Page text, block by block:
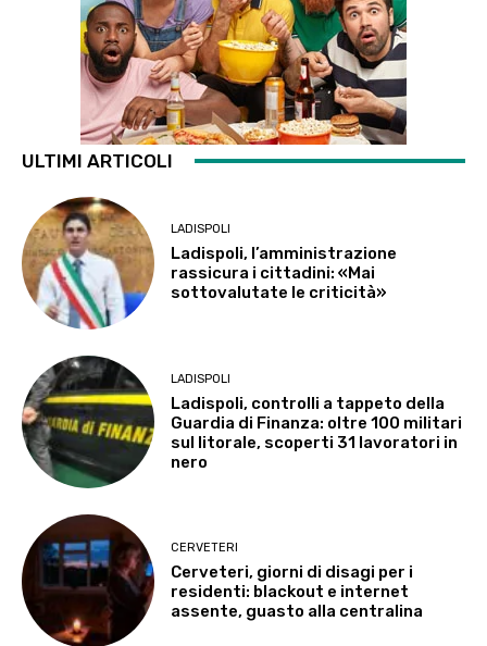
ULTIMI ARTICOLI
LADISPOLI
Ladispoli, l’amministrazione
rassicura i cittadini: «Mai
sottovalutate le criticità»
LADISPOLI
Ladispoli, controlli a tappeto della
Guardia di Finanza: oltre 100 militari
sul litorale, scoperti 31 lavoratori in
nero
CERVETERI
Cerveteri, giorni di disagi per i
residenti: blackout e internet
assente, guasto alla centralina